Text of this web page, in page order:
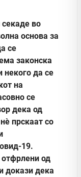
секаде во
основа за
се
законска
некого да се
на
се
дека од
прскаат со
19.
од
докази дека